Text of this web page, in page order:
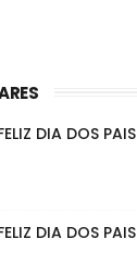
DIA DOS PAIS
DIA DOS PAIS